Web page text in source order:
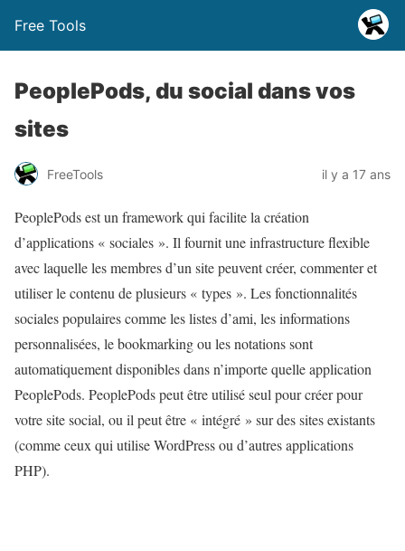
Free Tools
PeoplePods, du social dans vos
sites
FreeTools il y a 17 ans
PeoplePods est un framework qui facilite la création
d’applications « sociales ». Il fournit une infrastructure flexible
avec laquelle les membres d’un site peuvent créer, commenter et
utiliser le contenu de plusieurs « types ». Les fonctionnalités
sociales populaires comme les listes d’ami, les informations
personnalisées, le bookmarking ou les notations sont
automatiquement disponibles dans n’importe quelle application
PeoplePods. PeoplePods peut être utilisé seul pour créer pour
votre site social, ou il peut être « intégré » sur des sites existants
(comme ceux qui utilise WordPress ou d’autres applications
PHP).